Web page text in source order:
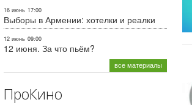
16 июнь 17:00
Выборы в Армении: хотелки и реалки
12 июнь 09:00
12 июня. За что пьём?
все материалы
ПроКино